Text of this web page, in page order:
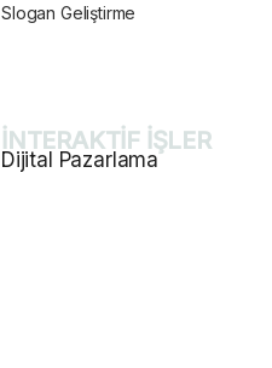
Slogan Geliştirme
İNTERAKTİF İŞLER
Dijital Pazarlama